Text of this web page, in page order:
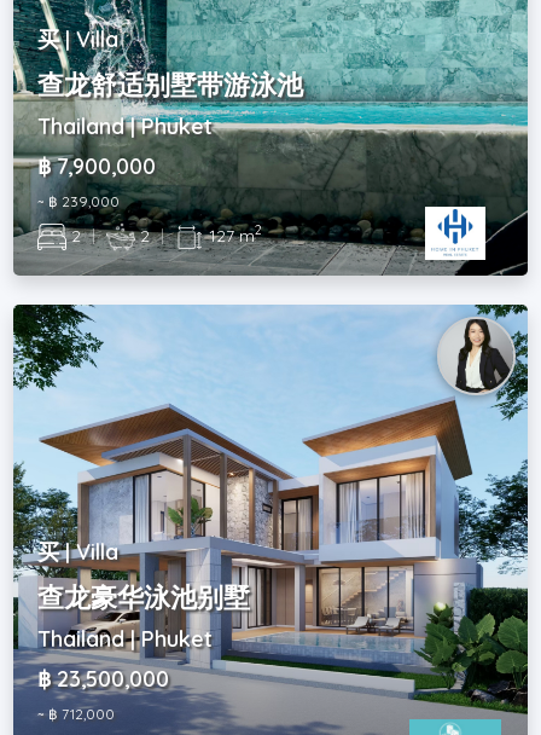
买 | Villa
查龙舒适别墅带游泳池
Thailand | Phuket
฿ 7,900,000
~ ฿ 239,000
2 | 2 | 127 m2
买 | Villa
查龙豪华泳池别墅
Thailand | Phuket
฿ 23,500,000
~ ฿ 712,000